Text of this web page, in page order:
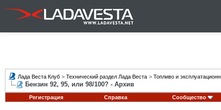
Лада Веста Клуб > Технический раздел Лада Веста > Топливо и
Бензин 92, 95, или 98/100? - Архив
Регистрация Справка Сообщество